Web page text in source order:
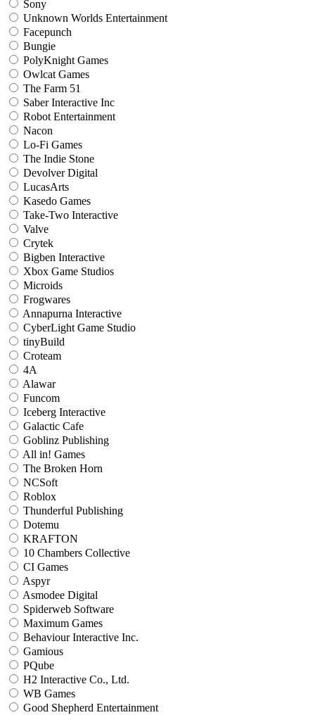
Sony
Unknown Worlds Entertainment
Facepunch
Bungie
PolyKnight Games
Owlcat Games
The Farm 51
Saber Interactive Inc
Robot Entertainment
Nacon
Lo-Fi Games
The Indie Stone
Devolver Digital
LucasArts
Kasedo Games
Take-Two Interactive
Valve
Crytek
Bigben Interactive
Xbox Game Studios
Microids
Frogwares
Annapurna Interactive
CyberLight Game Studio
tinyBuild
Croteam
4A
Alawar
Funcom
Iceberg Interactive
Galactic Cafe
Goblinz Publishing
All in! Games
The Broken Horn
NCSoft
Roblox
Thunderful Publishing
Dotemu
KRAFTON
10 Chambers Collective
CI Games
Aspyr
Asmodee Digital
Spiderweb Software
Maximum Games
Behaviour Interactive Inc.
Gamious
PQube
H2 Interactive Co., Ltd.
WB Games
Good Shepherd Entertainment